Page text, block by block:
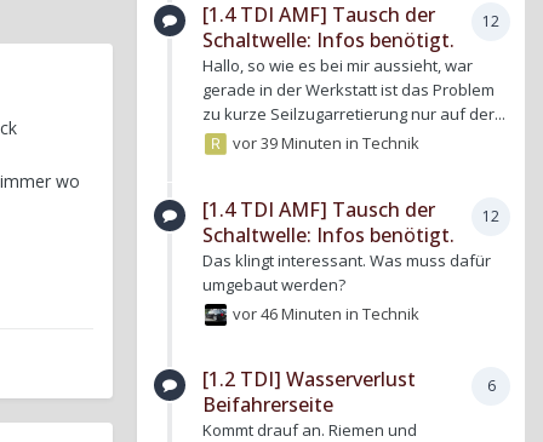
wo
12
[1.4 TDI AMF] Tausch der
Schaltwelle: Infos benötigt.
Hallo, so wie es bei mir aussieht, war
gerade in der Werkstatt ist das Problem
zu kurze Seilzugarretierung nur auf der...
vor 39 MinuteninTechnik
12
[1.4 TDI AMF] Tausch der
Schaltwelle: Infos benötigt.
Das klingt interessant. Was muss dafür
umgebaut werden?
vor 46 MinuteninTechnik
6
[1.2 TDI] Wasserverlust
Beifahrerseite
Kommt drauf an. Riemen und